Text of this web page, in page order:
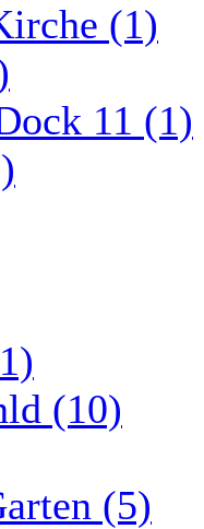
(1)
11 (1)
(10)
(5)